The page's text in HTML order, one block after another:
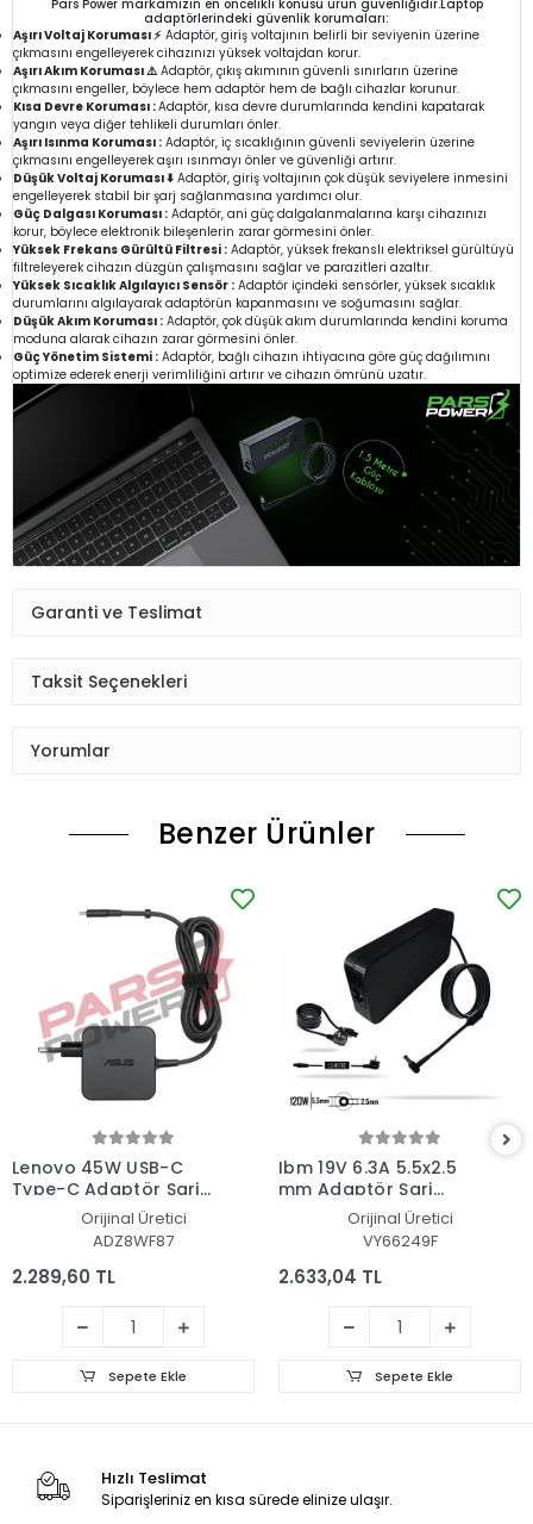
Pars Power markamızın en öncelikli konusu ürün güvenliğidir.Laptop
adaptörlerindeki güvenlik korumaları:
Aşırı Voltaj Koruması ⚡ Adaptör, giriş voltajının belirli bir seviyenin üzerine
çıkmasını engelleyerek cihazınızı yüksek voltajdan korur.
Aşırı Akım Koruması ⚠️Adaptör, çıkış akımının güvenli sınırların üzerine
çıkmasını engeller, böylece hem adaptör hem de bağlı cihazlar korunur.
Kısa Devre Koruması :Adaptör, kısa devre durumlarında kendini kapatarak
yangın veya diğer tehlikeli durumları önler.
Aşırı Isınma Koruması : Adaptör, iç sıcaklığının güvenli seviyelerin üzerine
çıkmasını engelleyerek aşırı ısınmayı önler ve güvenliği artırır.
Düşük Voltaj Koruması ⬇️ Adaptör, giriş voltajının çok düşük seviyelere inmesini
engelleyerek stabil bir şarj sağlanmasına yardımcı olur.
Güç Dalgası Koruması : Adaptör, ani güç dalgalanmalarına karşı cihazınızı
korur, böylece elektronik bileşenlerin zarar görmesini önler.
Yüksek Frekans Gürültü Filtresi : Adaptör, yüksek frekanslı elektriksel gürültüyü
filtreleyerek cihazın düzgün çalışmasını sağlar ve parazitleri azaltır.
Yüksek Sıcaklık Algılayıcı Sensör : Adaptör içindeki sensörler, yüksek sıcaklık
durumlarını algılayarak adaptörün kapanmasını ve soğumasını sağlar.
Düşük Akım Koruması : Adaptör, çok düşük akım durumlarında kendini koruma
moduna alarak cihazın zarar görmesini önler.
Güç Yönetim Sistemi : Adaptör, bağlı cihazın ihtiyacına göre güç dağılımını
optimize ederek enerji verimliliğini artırır ve cihazın ömrünü uzatır.
Garanti ve Teslimat
Taksit Seçenekleri
Yorumlar
Benzer Ürünler
Lenovo 45W USB-C
Type-C Adaptör Şarj
Aleti-CihazıOrijinal Üretici
ADZ8WF87
2.289,60 TL
Sepete Ekle
Ibm 19V 6.3A 5.5x2.5
mm Adaptör Şarj
Aleti-CihazıOrijinal Üretici
VY66249F
2.633,04 TL
Sepete Ekle
Hızlı Teslimat
Siparişleriniz en kısa sürede elinize ulaşır.